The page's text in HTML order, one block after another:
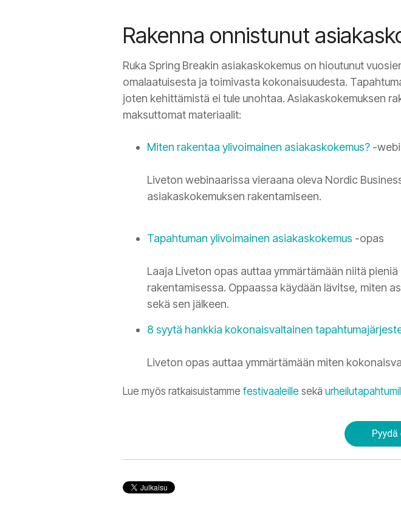
Rakenna onnistunut
Ruka Spring Breakin asiakaskokemus on hioutunut
omalaatuisesta ja toimivasta kokonaisuudesta.
joten kehittämistä ei tule unohtaa. Asiakaskokemuksen
maksuttomat materiaalit:
Miten rakentaa ylivoimainen asiakaskokemus? -
Liveton webinaarissa vieraana oleva Nordic
asiakaskokemuksen rakentamiseen.
Tapahtuman ylivoimainen asiakaskokemus -opas
Laaja Liveton opas auttaa ymmärtämään niitä
rakentamisessa. Oppaassa käydään lävitse, miten
sekä sen jälkeen.
8 syytä hankkia kokonaisvaltainen
Liveton opas auttaa ymmärtämään miten
Lue myös ratkaisuistamme festivaaleille sekä